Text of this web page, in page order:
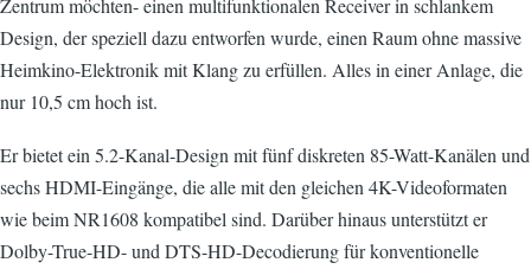
Zentrum möchten- einen multifunktionalen Receiver in schlankem
Design, der speziell dazu entworfen wurde, einen Raum ohne massive
Heimkino-Elektronik mit Klang zu erfüllen. Alles in einer Anlage, die
nur 10,5 cm hoch ist.
Er bietet ein 5.2-Kanal-Design mit fünf diskreten 85-Watt-Kanälen und
sechs HDMI-Eingänge, die alle mit den gleichen 4K-Videoformaten
wie beim NR1608 kompatibel sind. Darüber hinaus unterstützt er
Dolby-True-HD- und DTS-HD-Decodierung für konventionelle